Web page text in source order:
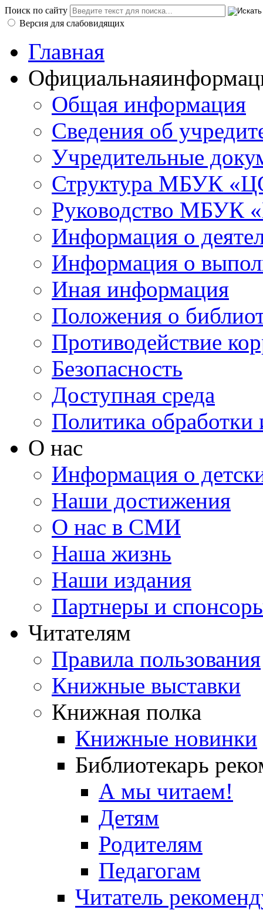
Поиск по сайту
Версия для слабовидящих
Главная
Официальная
Общая информация
Сведения об
Учредительные
Структура МБУК
Руководство МБУК
Информация о
Информация о
Иная информация
Положения о
Противодействие
Безопасность
Доступная среда
Политика
О нас
Информация о
Наши достижения
О нас в СМИ
Наша жизнь
Наши издания
Партнеры и
Читателям
Правила пользования
Книжные выставки
Книжная полка
Книжные новинки
Библиотекарь
А мы читаем!
Детям
Родителям
Педагогам
Читатель